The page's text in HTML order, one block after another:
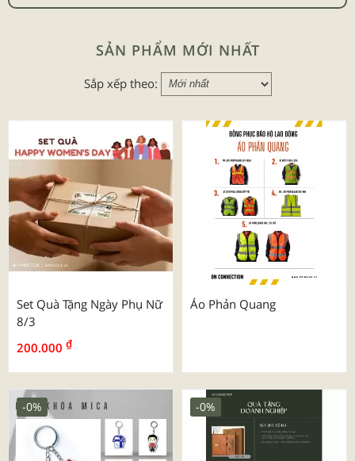
SẢN PHẨM MỚI NHẤT
Sắp xếp theo:
Set Quà Tặng Ngày Phụ Nữ
8/3
200.000 ₫
Áo Phản Quang
-0% -0%